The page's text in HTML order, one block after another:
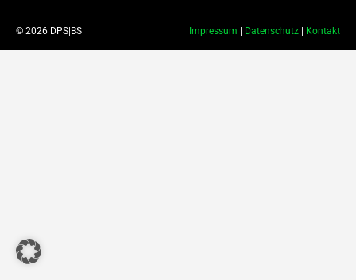
© 2026 DPS|BS Impressum Datenschutz Kontakt